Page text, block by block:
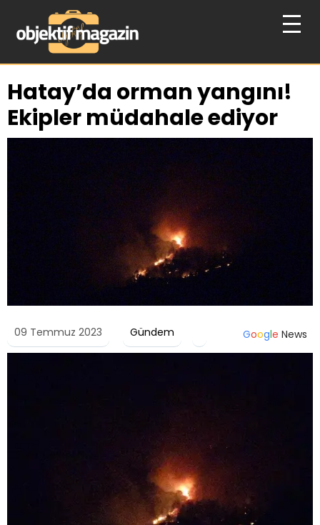
Hatay’da orman yangını!
Ekipler müdahale ediyor
09 Temmuz 2023 Gündem Google News